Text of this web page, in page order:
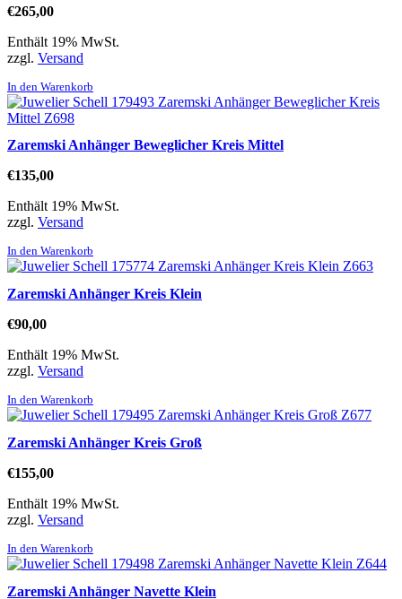
€265,00
Enthält 19% MwSt.
zzgl. Versand
In den Warenkorb
Zaremski Anhänger Beweglicher Kreis Mittel
€135,00
Enthält 19% MwSt.
zzgl. Versand
In den Warenkorb
Zaremski Anhänger Kreis Klein
€90,00
Enthält 19% MwSt.
zzgl. Versand
In den Warenkorb
Zaremski Anhänger Kreis Groß
€155,00
Enthält 19% MwSt.
zzgl. Versand
In den Warenkorb
Zaremski Anhänger Navette Klein